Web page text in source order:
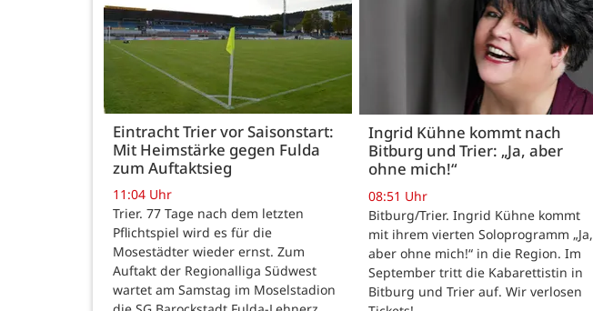
Eintracht Trier vor Saisonstart:
Mit Heimstärke gegen Fulda
zum Auftaktsieg
11:04 Uhr
Trier. 77 Tage nach dem letzten
Pflichtspiel wird es für die
Mosestädter wieder ernst. Zum
Auftakt der Regionalliga Südwest
wartet am Samstag im Moselstadion
Ingrid Kühne kommt nach
Bitburg und Trier: „Ja, aber
ohne mich!“
08:51 Uhr
Bitburg/Trier. Ingrid Kühne kommt
mit ihrem vierten Soloprogramm „Ja,
aber ohne mich!“ in die Region. Im
September tritt die Kabarettistin in
Bitburg und Trier auf. Wir verlosen